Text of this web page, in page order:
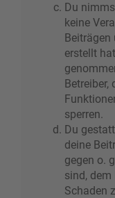
Du
keine
Beiträgen
erstellt
Betreiber,
sperren.
Du
deine
gegen o.
sind, dem
Schaden